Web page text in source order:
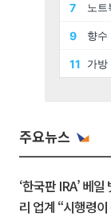
주요뉴스
‘한국판 IRA’ 베
리 업계 “시행령